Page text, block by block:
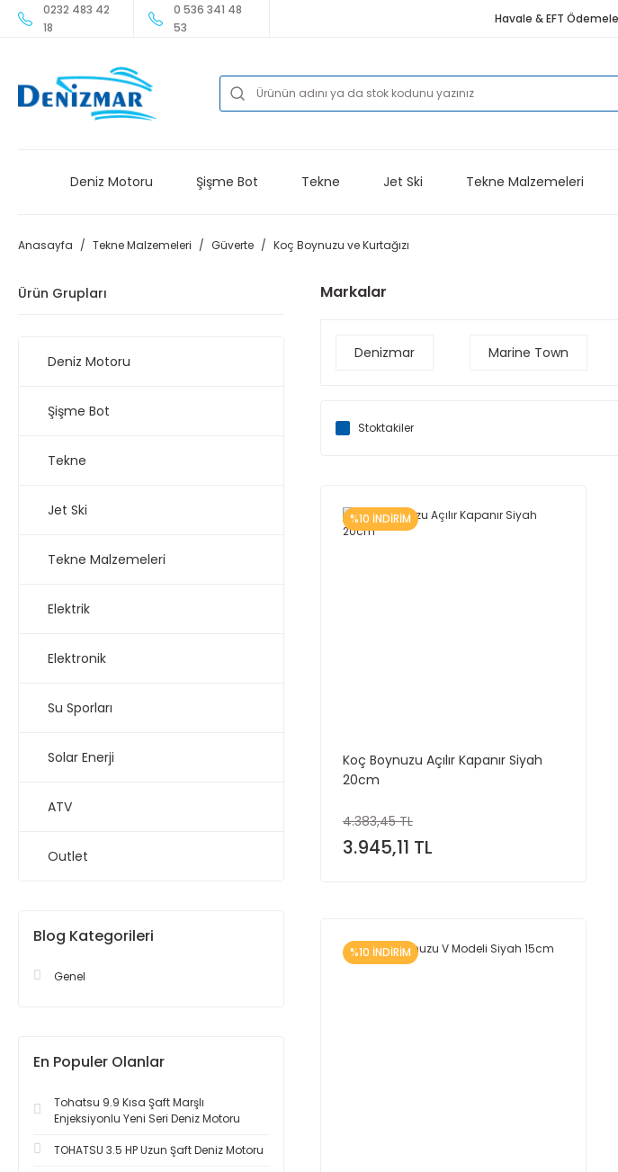
0232 483 42
18
0 536 341 48
53
Havale & EFT
Deniz Motoru Şişme Bot Tekne Jet Ski Tekne Malzemeleri
Anasayfa Tekne Malzemeleri Güverte Koç Boynuzu ve Kurtağızı
Ürün Grupları
Deniz Motoru
Şişme Bot
Tekne
Jet Ski
Tekne Malzemeleri
Elektrik
Elektronik
Su Sporları
Solar Enerji
ATV
Outlet
Blog Kategorileri
Genel
En Populer Olanlar
Tohatsu 9.9 Kısa Şaft Marşlı
Enjeksiyonlu Yeni Seri Deniz Motoru
TOHATSU 3.5 HP Uzun Şaft Deniz Motoru
Markalar
Denizmar Marine Town
Stoktakiler
%10 İNDİRİM
Koç Boynuzu Açılır Kapanır Siyah
20cm
4.383,45 TL
3.945,11 TL
%10 İNDİRİM